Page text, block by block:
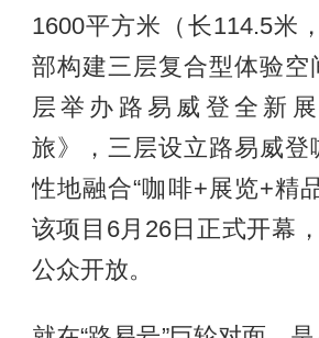
1600平方米（长114.5米
部构建三层复合型体验空
层举办路易威登全新
旅》，三层设立路易威登
性地融合“咖啡+展览+精
该项目6月26日正式开幕
公众开放。